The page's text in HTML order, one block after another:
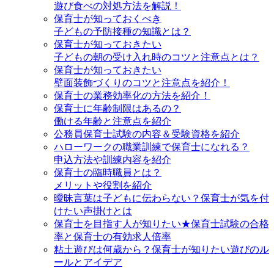
遊び食べの対処方法を解説！
保育士が知っておくべき
子どもの予防接種の知識とは？
保育士が知っておきたい
子どもの朝の受け入れ時のコツと注意点とは？
保育士が知っておきたい
壁面装飾づくりのコツと注意点を紹介！
保育士の業務効率化の方法を紹介！
保育士に年齢制限はあるの？
働ける年齢と注意点を紹介
公務員保育士試験の内容＆受験資格を紹介
ハローワークの職業訓練で保育士になれる？
申込方法や訓練内容を紹介
保育士の臨時職員とは？
メリットや役割を紹介
曖昧言葉は子どもに伝わらない？保育士が気を付
けたい声掛けとは
保育士を目指す人が知りたい★保育士試験の合格
率と保育士の有効求人倍率
粘土遊びは何歳から？保育士が知りたい遊びのル
ールとアイデア